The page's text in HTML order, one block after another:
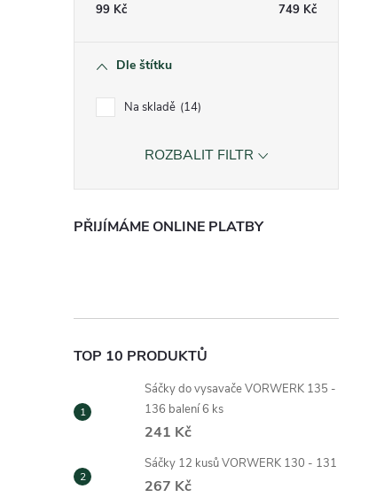
í
p
n
e
l
99 Kč 749 Kč
Dle štítku
Na skladě 14
ROZBALIT FILTR
PŘIJÍMÁME ONLINE PLATBY
TOP 10 PRODUKTŮ
Sáčky do vysavače VORWERK 135 -
136 balení 6 ks
241 Kč
Sáčky 12 kusů VORWERK 130 - 131
267 Kč